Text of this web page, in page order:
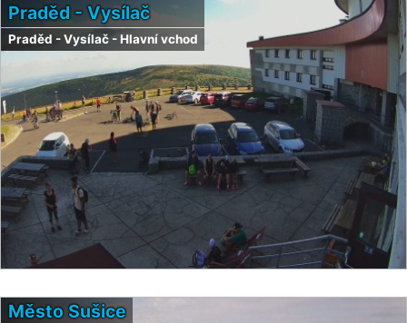
Praděd - Vysílač
Praděd - Vysílač - Hlavní vchod
Město Sušice